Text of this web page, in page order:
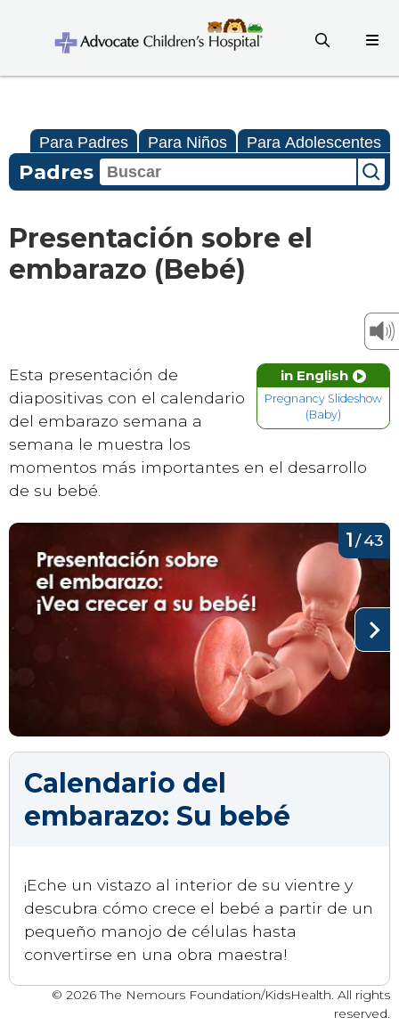
Para Padres Para Niños Para Adolescentes
Padres
Presentación sobre el
embarazo (Bebé)
in English
Pregnancy Slideshow
(Baby)
Esta presentación de
diapositivas con el calendario
del embarazo semana a
semana le muestra los
momentos más importantes en el desarrollo
de su bebé.
Calendario del
embarazo: Su bebé
¡Eche un vistazo al interior de su vientre y
descubra cómo crece el bebé a partir de un
pequeño manojo de células hasta
convertirse en una obra maestra!
1/ 43
© 2026 The Nemours Foundation/KidsHealth. All rights
reserved.